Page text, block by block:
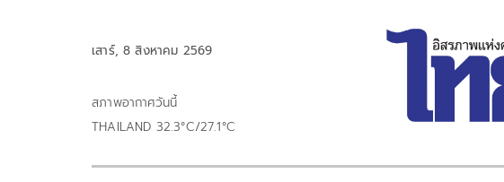
เสาร์, 8 สิงหาคม 2569
สภาพอากาศวันนี้
THAILAND 32.3°C/27.1°C